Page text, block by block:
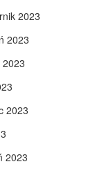
2023
2023
2023
2023